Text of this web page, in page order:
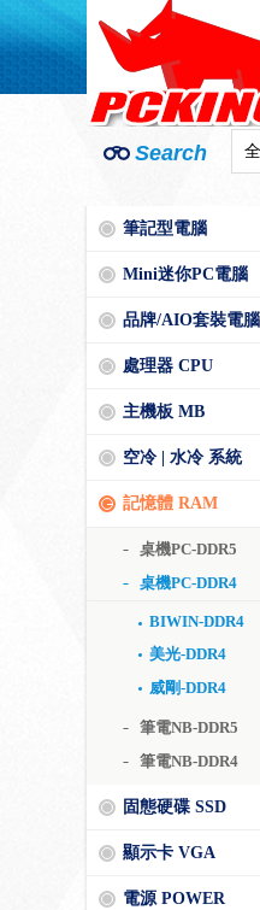
Search
筆記型電腦
Mini迷你PC電腦
品牌/AIO套裝電腦
處理器 CPU
主機板 MB
空冷 | 水冷 系統
記憶體 RAM
桌機PC-DDR5
桌機PC-DDR4
BIWIN-DDR4
美光-DDR4
威剛-DDR4
筆電NB-DDR5
筆電NB-DDR4
固態硬碟 SSD
顯示卡 VGA
電源 POWER